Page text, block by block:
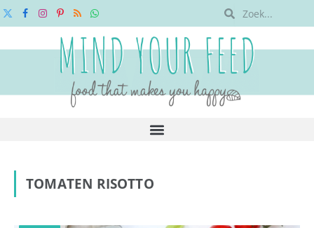
X
FacebookInstagram
Pinterest
RSSWhatsApp
TOMATEN RISOTTO